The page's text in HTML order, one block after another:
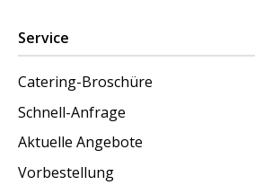
Service
Catering-Broschüre
Schnell-Anfrage
Aktuelle Angebote
Vorbestellung